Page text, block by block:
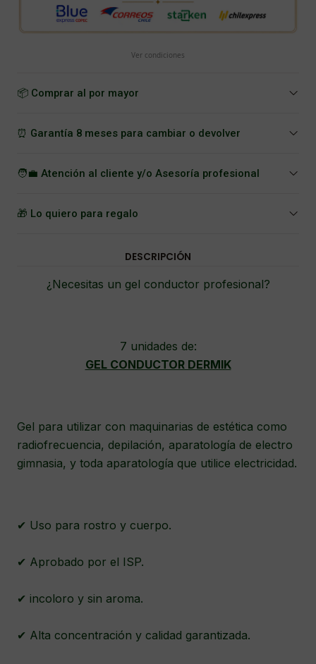
Ver condiciones
📦 Comprar al por mayor
⏰ Garantía 8 meses para cambiar o devolver
🧑‍💼 Atención al cliente y/o Asesoría profesional
🎁 Lo quiero para regalo
DESCRIPCIÓN
¿Necesitas un gel conductor profesional?
7 unidades de:
GEL CONDUCTOR DERMIK
Gel para utilizar con maquinarias de estética como
radiofrecuencia, depilación, aparatología de electro
gimnasia, y toda aparatología que utilice electricidad.
✔ Uso para rostro y cuerpo.
✔ Aprobado por el ISP.
✔ incoloro y sin aroma.
✔ Alta concentración y calidad garantizada.